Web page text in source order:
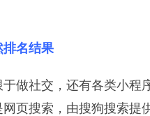
排名结果
做社交，还有各类小程
页搜索，由搜狗搜索提